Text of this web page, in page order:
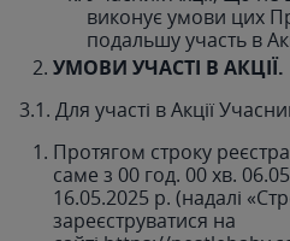
виконує умови цих
подальшу участь в
УМОВИ УЧАСТІ В АКЦІЇ.
3.1. Для участі в Акції
Протягом строку
саме з 00 год. 00 хв.
16.05.2025 р. (надалі
зареєструватися на